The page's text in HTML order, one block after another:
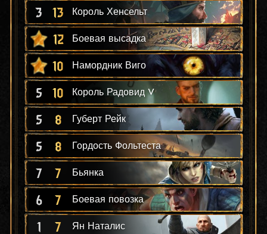
3 13 Король Хенсельт
12 Боевая высадка
10 Намордник Виго
5 10 Король Радовид V
5 8 Губерт Рейк
5 8 Гордость Фольтеста
7 7 Бьянка
6 7 Боевая повозка
1 7 Ян Наталис